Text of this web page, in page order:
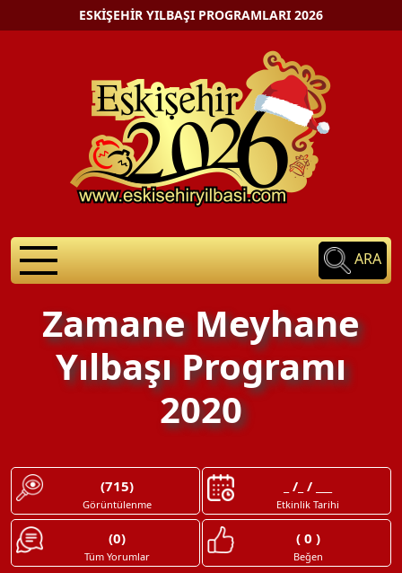
ESKIŞEHIR YILBAŞI PROGRAMLARI 2026
ARA
Zamane Meyhane
Yılbaşı Programı
2020
(715)
Görüntülenme
_ /_ / ___
Etkinlik Tarihi
(0)
Tüm Yorumlar
( 0 )
Beğen